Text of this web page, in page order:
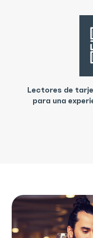
Lectores de
para una